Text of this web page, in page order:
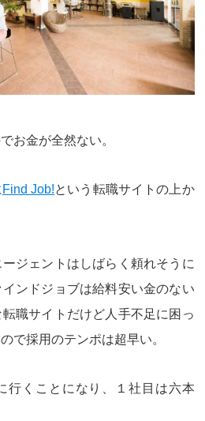
お金が全然ない。
Find Job!という転職サイトの上か
ジェントはしばらく頼れそうに
ンドジョブは給料安い金のない
職サイトだけど人手不足に困っ
で採用のテンポは超早い。
行くことになり、１社目は六本